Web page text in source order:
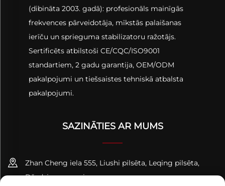
(dibināta 2003. gadā): profesionāls mainīgās
frekvences pārveidotāja, mīkstās palaišanas
ierīču un sprieguma stabilizatoru ražotājs.
Sertificēts atbilstoši CE/CQC/ISO9001
standartiem, 2 gadu garantija, OEM/ODM
pakalpojumi un tiešsaistes tehniskā atbalsta
pakalpojumi.
SAZINĀTIES AR MUMS
Zhan Cheng iela 555, Liushi pilsēta, Leqing pilsēta,
Džedzjanas provinces